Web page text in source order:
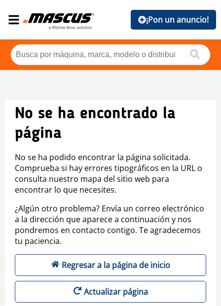
¡Pon un anuncio!
No se ha encontrado la
página
No se ha podido encontrar la página solicitada.
Comprueba si hay errores tipográficos en la URL o
consulta nuestro mapa del sitio web para
encontrar lo que necesites.
¿Algún otro problema? Envía un correo electrónico
a la dirección que aparece a continuación y nos
pondremos en contacto contigo. Te agradecemos
tu paciencia.
Regresar a la página de inicio
Actualizar página